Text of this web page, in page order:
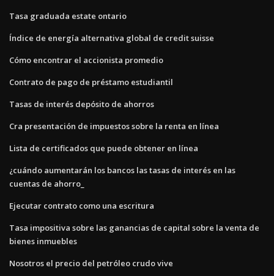
Tasa graduada estate ontario
Índice de energía alternativa global de credit suisse
Cómo encontrar el accionista promedio
Contrato de pago de préstamo estudiantil
Tasas de interés depósito de ahorros
Cra presentación de impuestos sobre la renta en línea
Lista de certificados que puede obtener en línea
¿cuándo aumentarán los bancos las tasas de interés en las
cuentas de ahorro_
Ejecutar contrato como una escritura
Tasa impositiva sobre las ganancias de capital sobre la venta de
bienes inmuebles
Nosotros el precio del petróleo crudo vive